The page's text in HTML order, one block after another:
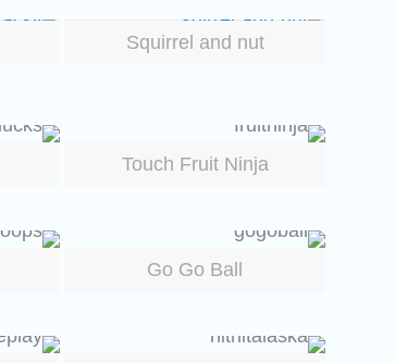
Squirrel and nut
Touch Fruit Ninja
Go Go Ball